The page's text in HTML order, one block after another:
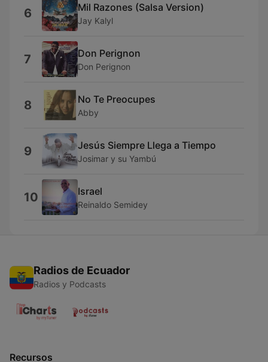
6 Mil Razones (Salsa Version)
Jay Kalyl
7 Don Perignon
Don Perignon
8 No Te Preocupes
Abby
9 Jesús Siempre Llega a Tiempo
Josimar y su Yambú
10 Israel
Reinaldo Semidey
Radios de Ecuador
Radios y Podcasts
Recursos